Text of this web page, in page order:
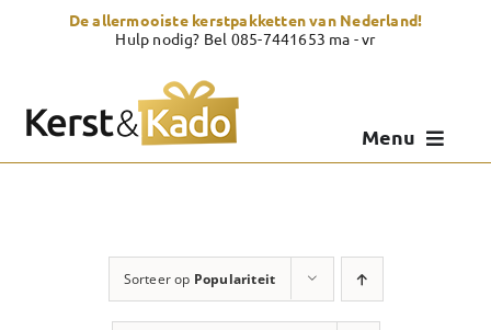
De allermooiste kerstpakketten van Nederland!
Hulp nodig? Bel 085-7441653 ma - vr
Menu
Zelf samenstellen
Sorteer op Populariteit